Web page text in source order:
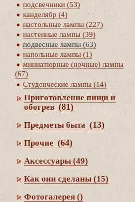
подсвечники (53)
канделябр (4)
настольные лампы (227)
настенные лампы (39)
подвесные лампы (63)
напольные лампы (1)
миниатюрные (ночные) лампы
(67)
Студенческие лампы (14)
Приготовление пищи и
обогре (81)
Предметы быта (13)
Прочие (64)
Аксессуары (49)
Как они сделаны (15)
Фотогалерея ()